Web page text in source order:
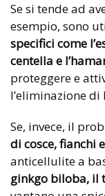
Se si tende ad
esempio, sono
specifici come
centella e
proteggere e
l’eliminazione
Se, invece, il
di cosce, fianchi
anticellulite a
ginkgo biloba, il